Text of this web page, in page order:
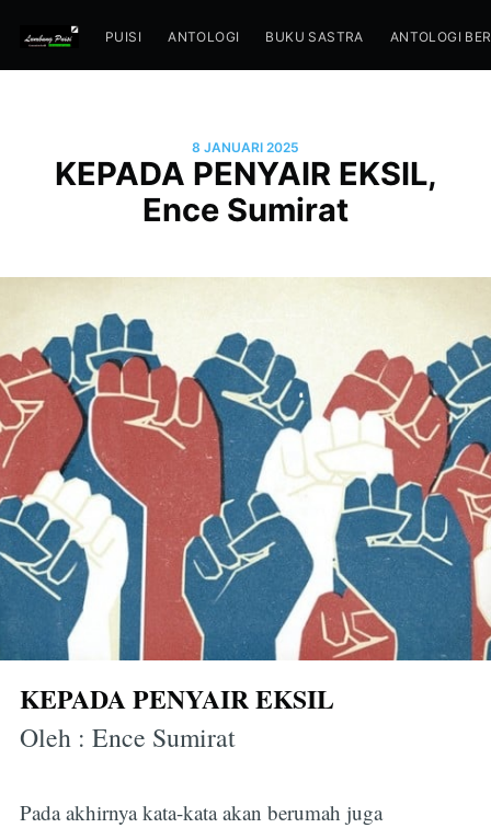
PUISI ANTOLOGI BUKU SASTRA ANTOLOGI
8 JANUARI 2025
KEPADA PENYAIR EKSIL,
Ence Sumirat
KEPADA PENYAIR EKSIL
Oleh : Ence Sumirat
Pada akhirnya kata-kata akan berumah juga